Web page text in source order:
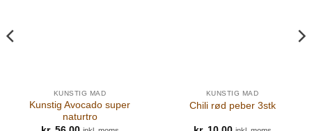
KUNSTIG MAD
Kunstig Avocado super
naturtro
KUNSTIG MAD
Chili rød peber 3stk